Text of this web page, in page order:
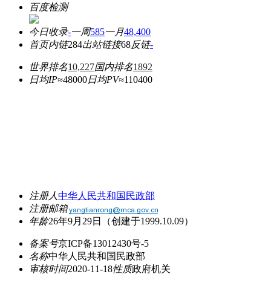
百度检测
今日收录-一周585一月48,400
首页内链284出站链接68反链-
世界排名10,227国内排名1892
日均IP≈48000日均PV≈110400
注册人中华人民共和国民政部
注册邮箱
年龄26年9月29日 （创建于1999.10.09）
备案号京ICP备13012430号-5
名称中华人民共和国民政部
审核时间2020-11-18性质政府机关